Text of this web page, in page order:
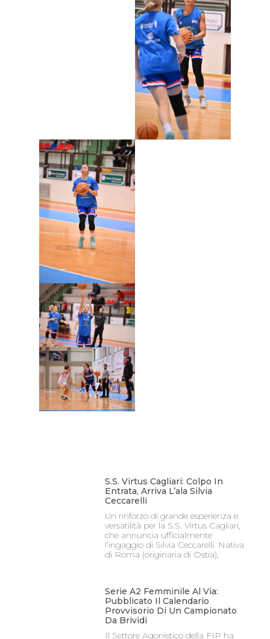
S.S. Virtus Cagliari: Colpo In
Entrata, Arriva L’ala Silvia
Ceccarelli
Un rinforzo di grande esperienza e
versatilità per la S.S. Virtus Cagliari,
che annuncia ufficialmente
l’ingaggio di Silvia Ceccarelli. Nativa
di Roma (originaria di Ostia),
Serie A2 Femminile Al Via:
Pubblicato Il Calendario
Provvisorio Di Un Campionato
Da Brividi
Il Settore Agonistico della FIP ha